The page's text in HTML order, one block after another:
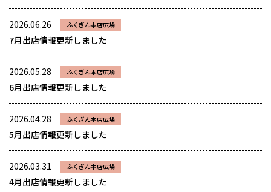
ふくぎん本店広場
2026.06.26
7月出店情報更新しました
ふくぎん本店広場
2026.05.28
6月出店情報更新しました
ふくぎん本店広場
2026.04.28
5月出店情報更新しました
ふくぎん本店広場
2026.03.31
4月出店情報更新しました